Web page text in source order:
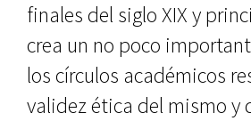
finales del siglo XIX y
crea un no poco
los círculos académicos
validez ética del mismo y